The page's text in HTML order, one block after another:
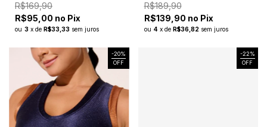
R$169,90
R$95,00 no Pix
ou 3 x de R$33,33 sem juros
R$189,90
R$139,90 no Pix
ou 4 x de R$36,82 sem juros
-20%
OFF
-22%
OFF